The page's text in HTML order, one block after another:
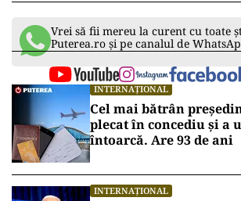
Vrei să fii mereu la curent cu toate
Puterea.ro și pe canalul de
INTERNAȚIONAL
Cel mai bătrân
plecat în concediu și a
întoarcă. Are 93 de ani
INTERNAȚIONAL